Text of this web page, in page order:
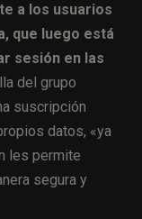
a los usuarios
que luego está
sesión en las
del grupo
suscripción
datos, «ya
les permite
segura y